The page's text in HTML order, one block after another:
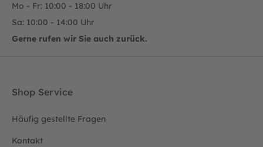
Mo - Fr: 10:00 - 18:00 Uhr
Sa: 10:00 - 14:00 Uhr
Gerne rufen wir Sie auch zurück.
Shop Service
Häufig gestellte Fragen
Kontakt